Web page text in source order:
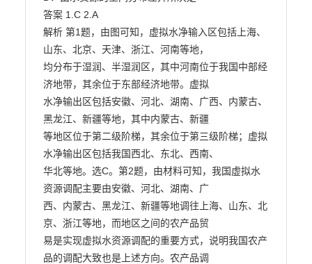
答案 1.C 2.A
解析 第1题，由图可知，虚拟水净输入区包括上海、
山东、北京、天津、浙江、河南等地，
均分布于湿润、半湿润区，其中河南位于我国中部经
济地带，其余位于东部经济地带。虚拟
水净输出区包括安徽、河北、湖南、广西、内蒙古、
黑龙江、新疆等地，其中内蒙古、新疆
等地区位于第二级阶梯，其余位于第三级阶梯；虚拟
水净输出区包括我国西北、东北、西南、
华北等地。选C。第2题，由材料可知，我国虚拟水
资源调配主要由安徽、河北、湖南、广
西、内蒙古、黑龙江、新疆等地调往上海、山东、北
京、浙江等地，而地区之间的农产品贸
易是实现虚拟水资源调配的重要方式，说明我国农产
品的调配大致也是上述方向。农产品调